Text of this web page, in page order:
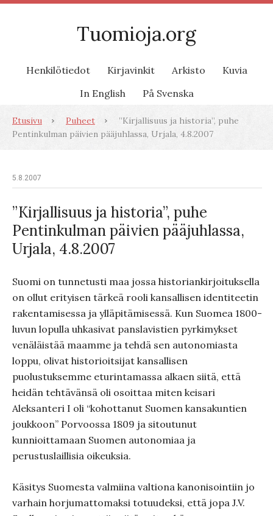
Tuomioja.org
Henkilötiedot Kirjavinkit Arkisto
Kuvia
In English
På Svenska
Etusivu Puheet
”Kirjallisuus ja historia”, puhe
Pentinkulman päivien pääjuhlassa, Urjala, 4.8.2007
5.8.2007
”Kirjallisuus ja historia”, puhe
Pentinkulman päivien pääjuhlassa,
Urjala, 4.8.2007
Suomi on tunnetusti maa jossa historiankirjoituksella
on ollut erityisen tärkeä rooli kansallisen identiteetin
rakentamisessa ja ylläpitämisessä. Kun Suomea 1800-
luvun lopulla uhkasivat panslavistien pyrkimykset
venäläistää maamme ja tehdä sen autonomiasta
loppu, olivat historioitsijat kansallisen
puolustuksemme eturintamassa alkaen siitä, että
heidän tehtävänsä oli osoittaa miten keisari
Aleksanteri I oli “kohottanut Suomen kansakuntien
joukkoon” Porvoossa 1809 ja sitoutunut
kunnioittamaan Suomen autonomiaa ja
perustuslaillisia oikeuksia.
Käsitys Suomesta valmiina valtiona kanonisointiin jo
varhain horjumattomaksi totuudeksi, että jopa J.V.